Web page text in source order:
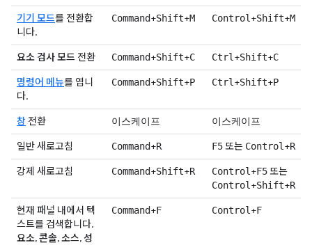
기기 모드를 전환합
니다.
Command+Shift+M Control +Shift+M
요소 검사 모드 전환 Command+Shift+C Ctrl +Shift+C
명령어 메뉴를 엽니
다.
Command+Shift+P Ctrl +Shift+P
창 전환 이스케이프 이스케이프
일반 새로고침 Command+R F5 또는 Control +R
강제 새로고침 Command+Shift+R Control +F5 또는
Control +Shift+R
현재 패널 내에서 텍
스트를 검색합니다.
요소,콘솔,소스,성
Command+F Control +F